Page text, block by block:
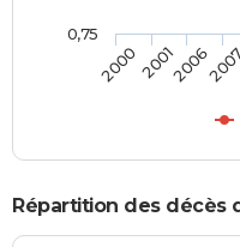
200020012006
0,75
Répartition des décès